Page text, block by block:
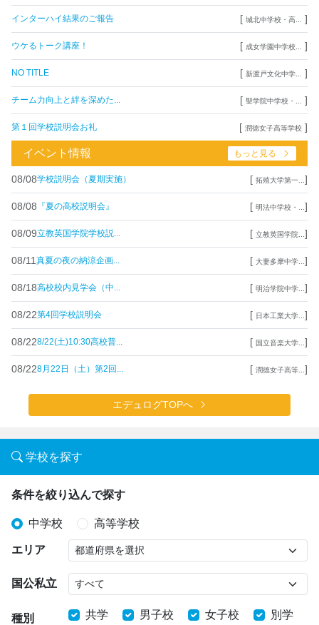
インターハイ結果のご報告 [ 城北中学校・高... ]
ウケるトーク講座！ [ 成女学園中学校... ]
NO TITLE [ 新渡戸文化中学... ]
チーム力向上と絆を深めた... [ 聖学院中学校・... ]
第１回学校説明会お礼 [ 潤徳女子高等学校 ]
イベント情報 もっと見る
08/08学校説明会（夏期実施） [ 拓殖大学第一... ]
08/08 『夏の高校説明会』 [ 明法中学校・... ]
08/09立教英国学院学校説... [ 立教英国学院... ]
08/11 真夏の夜の納涼企画... [ 大妻多摩中学... ]
08/18高校校内見学会（中... [ 明治学院中学... ]
08/22第4回学校説明会 [ 日本工業大学... ]
08/228/22(土)10:30高校普... [ 国立音楽大学... ]
08/228月22日（土）第2回... [ 潤徳女子高等... ]
エデュログTOPへ
学校を探す
条件を絞り込んで探す
中学校 高等学校
エリア
国公私立
種別 共学 男子校 女子校 別学